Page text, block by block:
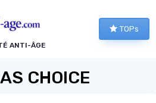
ANTI-ÂGE
TOPs
CHOICE